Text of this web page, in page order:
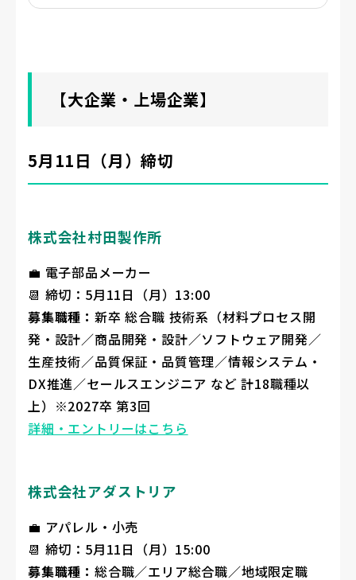
【大企業・上場企業】
5月11日（月）締切
株式会社村田製作所
💼 電子部品メーカー
📆 締切：5月11日（月）13:00
募集職種： 新卒 総合職 技術系（材料プロセス開
発・設計／商品開発・設計／ソフトウェア開発／
生産技術／品質保証・品質管理／情報システム・
DX推進／セールスエンジニア など 計18職種以
上）※2027卒 第3回
詳細・エントリーはこちら
株式会社アダストリア
💼 アパレル・小売
📆 締切：5月11日（月）15:00
募集職種： 総合職／エリア総合職／地域限定職